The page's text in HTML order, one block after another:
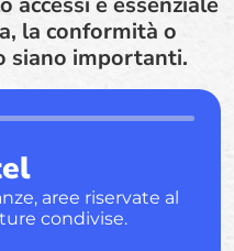
la conformità o
siano importanti.
aree riservate al
condivise.